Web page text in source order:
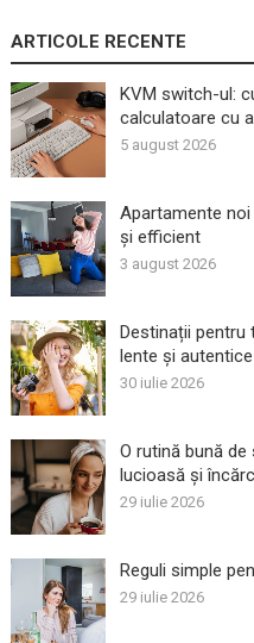
ARTICOLE RECENTE
KVM switch-ul:
calculatoare cu
5 august 2026
Apartamente
și efficient
3 august 2026
Destinații
lente și autentice
30 iulie 2026
O rutină bună de
lucioasă și
29 iulie 2026
Reguli simple
29 iulie 2026